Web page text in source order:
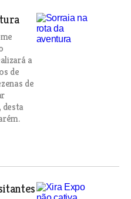
a
de
de
desta